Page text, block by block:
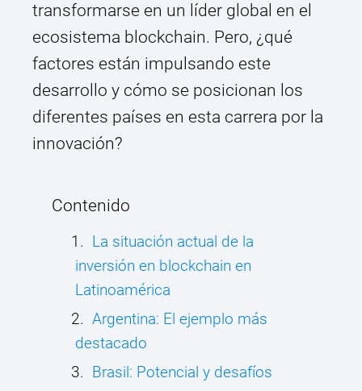
transformarse en un líder global en el
ecosistema blockchain. Pero, ¿qué
factores están impulsando este
desarrollo y cómo se posicionan los
diferentes países en esta carrera por la
innovación?
Contenido
La situación actual de la
inversión en blockchain en
Latinoamérica
Argentina: El ejemplo más
destacado
Brasil: Potencial y desafíos